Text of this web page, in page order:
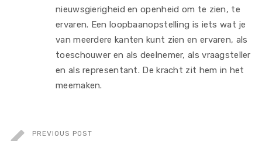
nieuwsgierigheid en openheid om te zien, te
ervaren. Een loopbaanopstelling is iets wat je
van meerdere kanten kunt zien en ervaren, als
toeschouwer en als deelnemer, als vraagsteller
en als representant. De kracht zit hem in het
meemaken.
PREVIOUS POST